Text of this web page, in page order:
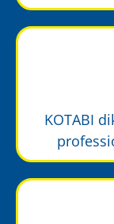
KOTABI